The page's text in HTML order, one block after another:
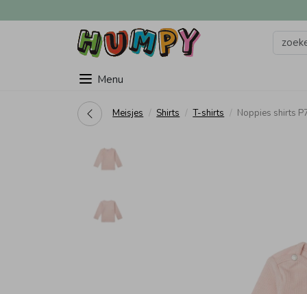
Menu
Meisjes Shirts T-shirts Noppies shirts